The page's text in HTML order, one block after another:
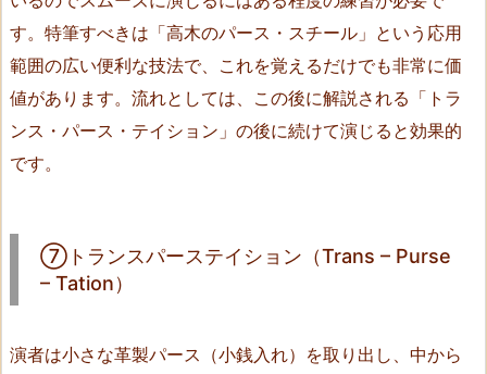
–
T
a
t
n）
9.
ゴ
す。特筆すべきは「高木のパース・スチール」という応用
範囲の広い便利な技法で、これを覚えるだけでも非常に価
値があります。流れとしては、この後に解説される「トラ
ンス・パース・テイション」の後に続けて演じると効果的
です。
⑦トランスパーステイション（Trans – Purse
– Tation）
演者は小さな革製パース（小銭入れ）を取り出し、中から